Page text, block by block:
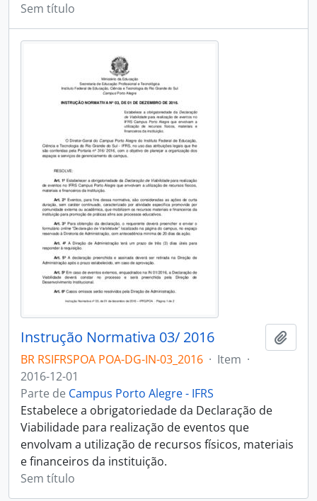
Sem título
Instrução Normativa 03/ 2016
BR RSIFRSPOA POA-DG-IN-03_2016 · Item ·
2016-12-01
Parte de Campus Porto Alegre - IFRS
Estabelece a obrigatoriedade da Declaração de
Viabilidade para realização de eventos que
envolvam a utilização de recursos físicos, materiais
e financeiros da instituição.
Sem título